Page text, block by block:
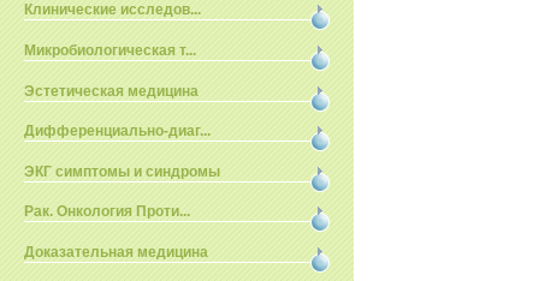
Клинические исследов...
Микробиологическая т...
Эстетическая медицина
Дифференциально-диаг...
ЭКГ симптомы и синдромы
Рак. Онкология Проти...
Доказательная медицина